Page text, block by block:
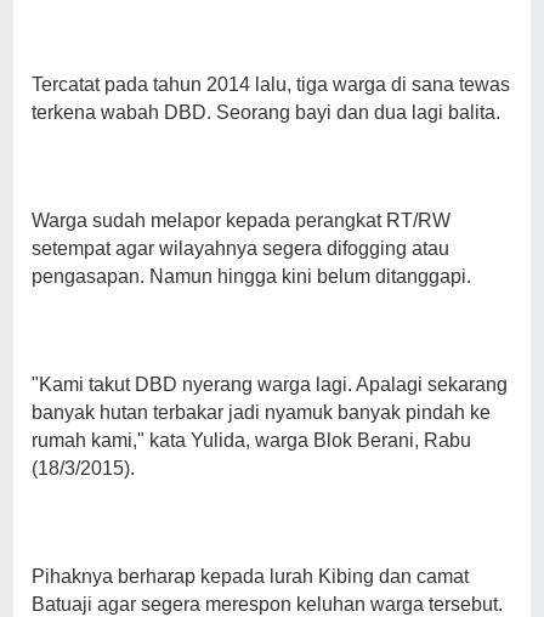
Tercatat pada tahun 2014 lalu, tiga warga di sana tewas
terkena wabah DBD. Seorang bayi dan dua lagi balita.
Warga sudah melapor kepada perangkat RT/RW
setempat agar wilayahnya segera difogging atau
pengasapan. Namun hingga kini belum ditanggapi.
"Kami takut DBD nyerang warga lagi. Apalagi sekarang
banyak hutan terbakar jadi nyamuk banyak pindah ke
rumah kami," kata Yulida, warga Blok Berani, Rabu
(18/3/2015).
Pihaknya berharap kepada lurah Kibing dan camat
Batuaji agar segera merespon keluhan warga tersebut.